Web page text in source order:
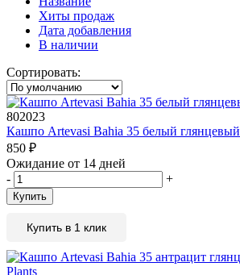
Хиты продаж
Дата добавления
В наличии
Сортировать:
802023
Кашпо Artevasi Bahia 35 белый глянцевый
850 ₽
Ожидание от 14 дней
-
+
Купить
Купить в 1 клик